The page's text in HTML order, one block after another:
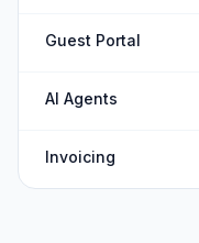
Guest Portal
AI Agents
Invoicing